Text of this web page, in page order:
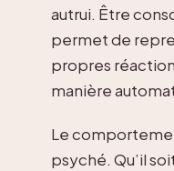
autrui. Être
permet de
propres
manière
Le
psyché. Qu’il